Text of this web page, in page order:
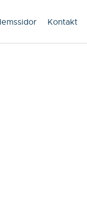
Kontakt